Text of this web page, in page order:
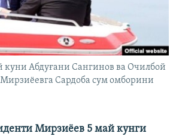
куни Абдуғани Сангинов ва Очилбой
Сардоба сум омборини
Мирзиëев 5 май кунги